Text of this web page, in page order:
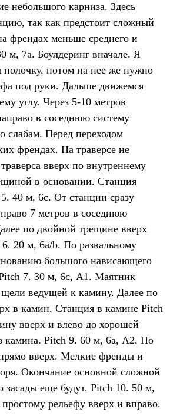
небольшого карниза. Здесь
так как предстоит сложный
френдах меньше среднего и
м, 7а. Боулдеринг вначале. Я
полочку, потом на нее же нужно
под руки. Дальше движемся
углу. Через 5-10 метров
в соседнюю систему
слабам. Перед переходом
френдах. На траверсе не
вверх по внутреннему
в основании. Станция
40 м, 6с. От станции сразу
7 метров в соседнюю
по двойной трещине вверх
20 м, 6а/b. По развальному
большого нависающего
7. 30 м, 6с, А1. Маятник
щели ведущей к камину. Далее по
в камин. Станция в камине Pitch
вверх и влево до хорошей
камина. Pitch 9. 60 м, 6а, А2. По
вверх. Мелкие френды и
Окончание основной сложной
засады еще будут. Pitch 10. 50 м,
рельефу вверх и вправо.